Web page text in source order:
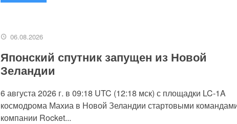
06.08.2026
Японский спутник запущен из Новой
Зеландии
6 августа 2026 г. в 09:18 UTC (12:18 мск) с площадки LC-1A
космодрома Махиа в Новой Зеландии стартовыми
компании Rocket...